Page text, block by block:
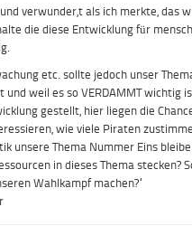
verwunder,t als ich merkte, das
die diese Entwicklung für
etc. sollte jedoch unser
und weil es so VERDAMMT wichtig
gestellt, hier liegen die
wie viele Piraten
unsere Thema Nummer Eins
in dieses Thema stecken?
Wahlkampf machen?“